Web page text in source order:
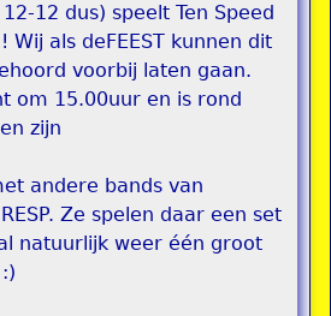
12 dus) speelt Ten Speed
Wij als deFEEST kunnen dit
voorbij laten gaan.
om 15.00uur en is rond
zijn
andere bands van
Ze spelen daar een set
natuurlijk weer één groot